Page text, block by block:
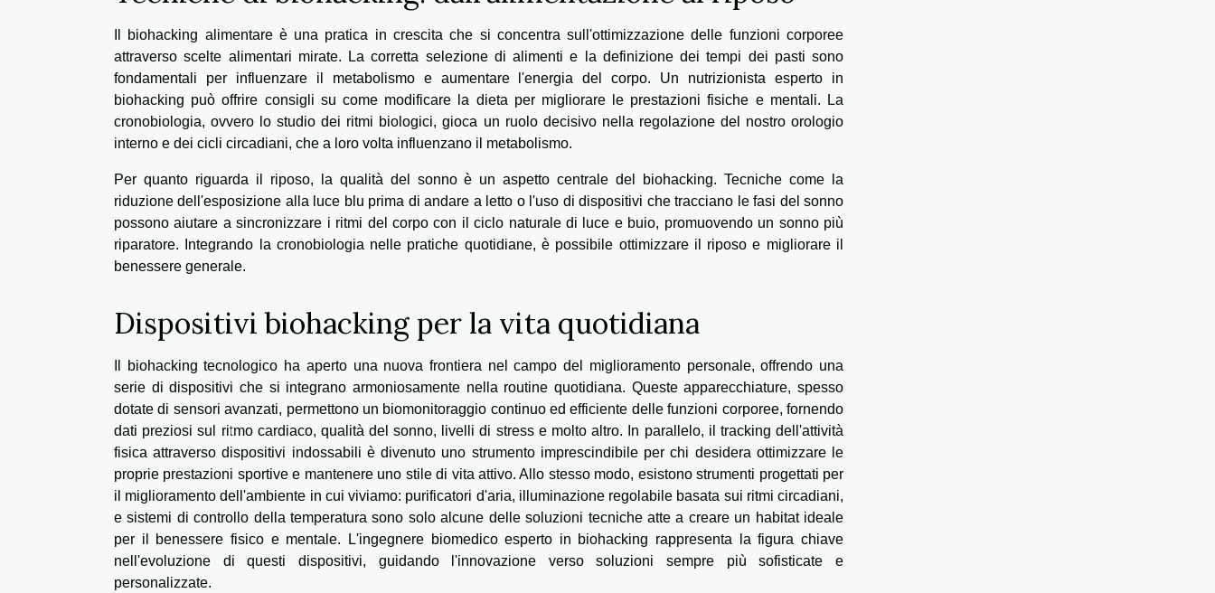
Il biohacking alimentare è una pratica in crescita che si concentra sull'ottimizzazione delle funzioni corporee
attraverso scelte alimentari mirate. La corretta selezione di alimenti e la definizione dei tempi dei pasti sono
fondamentali per influenzare il metabolismo e aumentare l'energia del corpo. Un nutrizionista esperto in
biohacking può offrire consigli su come modificare la dieta per migliorare le prestazioni fisiche e mentali. La
cronobiologia, ovvero lo studio dei ritmi biologici, gioca un ruolo decisivo nella regolazione del nostro orologio
interno e dei cicli circadiani, che a loro volta influenzano il metabolismo.
Per quanto riguarda il riposo, la qualità del sonno è un aspetto centrale del biohacking. Tecniche come la
riduzione dell'esposizione alla luce blu prima di andare a letto o l'uso di dispositivi che tracciano le fasi del sonno
possono aiutare a sincronizzare i ritmi del corpo con il ciclo naturale di luce e buio, promuovendo un sonno più
riparatore. Integrando la cronobiologia nelle pratiche quotidiane, è possibile ottimizzare il riposo e migliorare il
benessere generale.
Dispositivi biohacking per la vita quotidiana
Il biohacking tecnologico ha aperto una nuova frontiera nel campo del miglioramento personale, offrendo una
serie di dispositivi che si integrano armoniosamente nella routine quotidiana. Queste apparecchiature, spesso
dotate di sensori avanzati, permettono un biomonitoraggio continuo ed efficiente delle funzioni corporee, fornendo
dati preziosi sul ritmo cardiaco, qualità del sonno, livelli di stress e molto altro. In parallelo, il tracking dell'attività
fisica attraverso dispositivi indossabili è divenuto uno strumento imprescindibile per chi desidera ottimizzare le
proprie prestazioni sportive e mantenere uno stile di vita attivo. Allo stesso modo, esistono strumenti progettati per
il miglioramento dell'ambiente in cui viviamo: purificatori d'aria, illuminazione regolabile basata sui ritmi circadiani,
e sistemi di controllo della temperatura sono solo alcune delle soluzioni tecniche atte a creare un habitat ideale
per il benessere fisico e mentale. L'ingegnere biomedico esperto in biohacking rappresenta la figura chiave
nell'evoluzione di questi dispositivi, guidando l'innovazione verso soluzioni sempre più sofisticate e
personalizzate.